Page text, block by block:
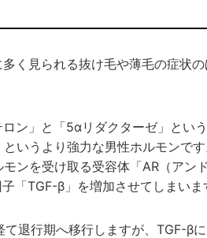
く見られる抜け毛や薄毛の症状
ン」と「5αリダクターゼ」とい
いうより強力な男性ホルモンです
ンを受け取る受容体「AR（アン
「TGF-β」を増加させてしまいま
退行期へ移行しますが、TGF-β